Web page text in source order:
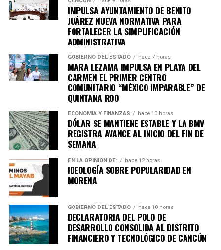
Únete al canal oficial de WhatsApp de
Quinto Podery recibe las noticias más
importantes de Quintana Roo directamente
en tu teléfono.
Unirme al canal de WhatsApp
IMPULSA AYUNTAMIENTO DE BENITO
JUÁREZ NUEVA NORMATIVA PARA
FORTALECER LA SIMPLIFICACIÓN
ADMINISTRATIVA
GOBIERNO DEL ESTADO hace 7 horas
MARA LEZAMA IMPULSA EN PLAYA DEL
CARMEN EL PRIMER CENTRO
COMUNITARIO “MÉXICO IMPARABLE” DE
QUINTANA ROO
ECONOMÍA Y FINANZAS hace 10 horas
DÓLAR SE MANTIENE ESTABLE Y LA BMV
REGISTRA AVANCE AL INICIO DEL FIN DE
SEMANA
EN LA OPINIÓN DE: hace 12 horas
IDEOLOGÍA SOBRE POPULARIDAD EN
MORENA
GOBIERNO DEL ESTADO hace 10 horas
DECLARATORIA DEL POLO DE
DESARROLLO CONSOLIDA AL DISTRITO
FINANCIERO Y TECNOLÓGICO DE CANCÚN